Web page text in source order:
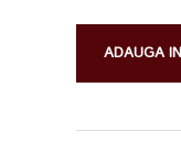
ADAUGA